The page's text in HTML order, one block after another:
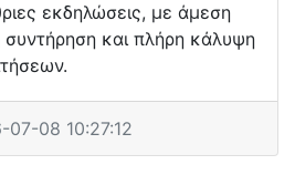
εκδηλώσεις, με άμεση
και πλήρη κάλυψη
08 10:27:12